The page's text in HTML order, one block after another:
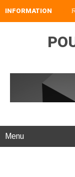
INFORMATION
NOS LIVRES
Menu